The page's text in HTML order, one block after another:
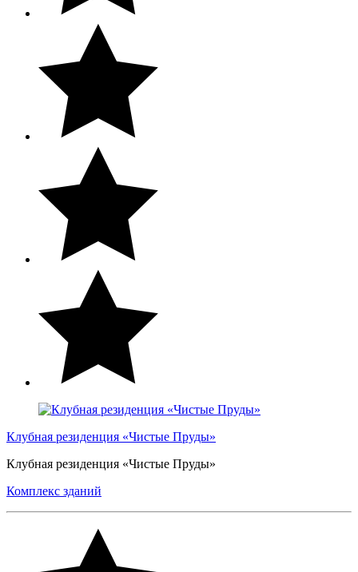
Клубная резиденция «Чистые Пруды»
Клубная резиденция «Чистые Пруды»
Комплекс зданий